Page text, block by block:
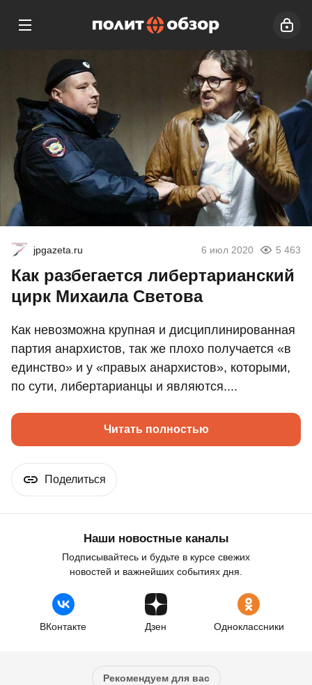
jpgazeta.ru 6 июл 2020 5 463
Как разбегается либертарианский
цирк Михаила Светова
Как невозможна крупная и дисциплинированная
партия анархистов, так же плохо получается «в
единство» и у «правых анархистов», которыми,
по сути, либертарианцы и являются....
Читать полностью
Поделиться
Наши новостные каналы
Подписывайтесь и будьте в курсе свежих
новостей и важнейших событиях дня.
ВКонтакте Дзен Одноклассники
Рекомендуем для вас